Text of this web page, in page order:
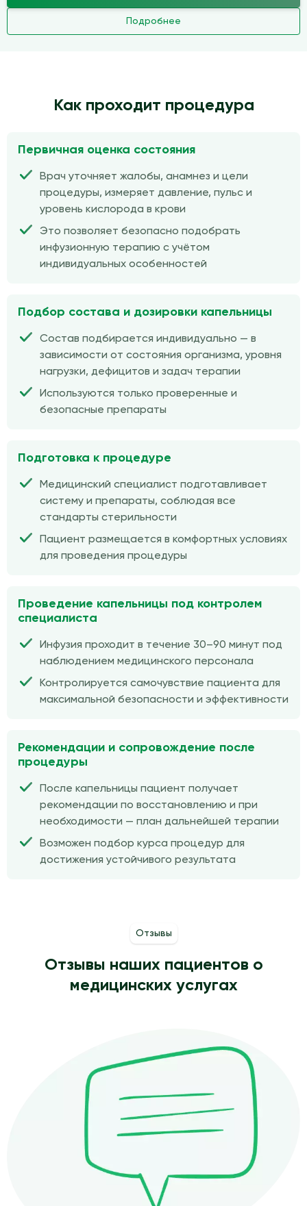
Подробнее
Как проходит процедура
Первичная оценка состояния
Врач уточняет жалобы, анамнез и цели
процедуры, измеряет давление, пульс и
уровень кислорода в крови
Это позволяет безопасно подобрать
инфузионную терапию с учётом
индивидуальных особенностей
Подбор состава и дозировки капельницы
Состав подбирается индивидуально — в
зависимости от состояния организма, уровня
нагрузки, дефицитов и задач терапии
Используются только проверенные и
безопасные препараты
Подготовка к процедуре
Медицинский специалист подготавливает
систему и препараты, соблюдая все
стандарты стерильности
Пациент размещается в комфортных условиях
для проведения процедуры
Проведение капельницы под контролем
специалиста
Инфузия проходит в течение 30–90 минут под
наблюдением медицинского персонала
Контролируется самочувствие пациента для
максимальной безопасности и эффективности
Рекомендации и сопровождение после
процедуры
После капельницы пациент получает
рекомендации по восстановлению и при
необходимости — план дальнейшей терапии
Возможен подбор курса процедур для
достижения устойчивого результата
Отзывы
Отзывы наших пациентов о
медицинских услугах